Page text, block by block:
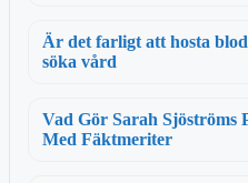
Är det farligt att hosta
söka vård
Vad Gör Sarah Sjöströms
Med Fäktmeriter